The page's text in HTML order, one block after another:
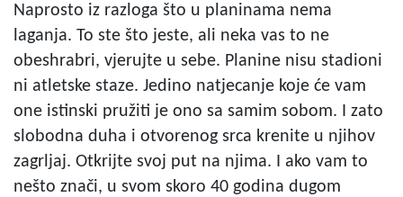
Naprosto iz razloga što u planinama nema
laganja. To ste što jeste, ali neka vas to ne
obeshrabri, vjerujte u sebe. Planine nisu stadioni
ni atletske staze. Jedino natjecanje koje će vam
one istinski pružiti je ono sa samim sobom. I zato
slobodna duha i otvorenog srca krenite u njihov
zagrljaj. Otkrijte svoj put na njima. I ako vam to
nešto znači, u svom skoro 40 godina dugom